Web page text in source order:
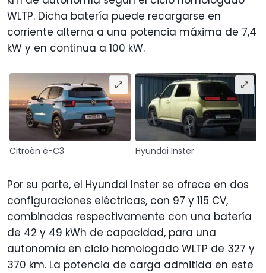
WLTP. Dicha batería puede recargarse en
corriente alterna a una potencia máxima de 7,4
kW y en continua a 100 kW.
Citroën ë-C3 Hyundai Inster
Por su parte, el Hyundai Inster se ofrece en dos
configuraciones eléctricas, con 97 y 115 CV,
combinadas respectivamente con una batería
de 42 y 49 kWh de capacidad, para una
autonomía en ciclo homologado WLTP de 327 y
370 km. La potencia de carga admitida en este